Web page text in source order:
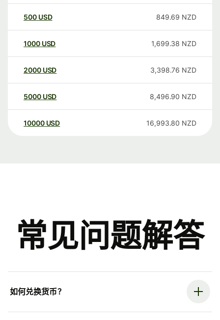
500 USD 849.69 NZD
1000 USD 1,699.38 NZD
2000 USD 3,398.76 NZD
5000 USD 8,496.90 NZD
10000 USD 16,993.80 NZD
常见问题解答
如何兑换货币？